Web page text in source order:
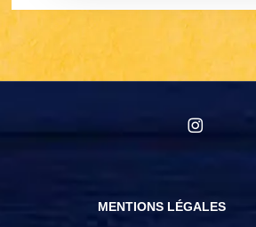
MENTIONS LÉGALES